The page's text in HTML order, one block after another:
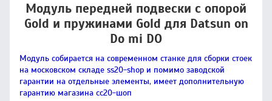
Модуль передней подвески с опорой
Gold и пружинами Gold для Datsun on
Do mi DO
Модуль собирается на современном станке для сборки стоек
на московском складе ss20-shop и помимо заводской
гарантии на отдельные элементы, имеет дополнительную
гарантию магазина сс20-шоп